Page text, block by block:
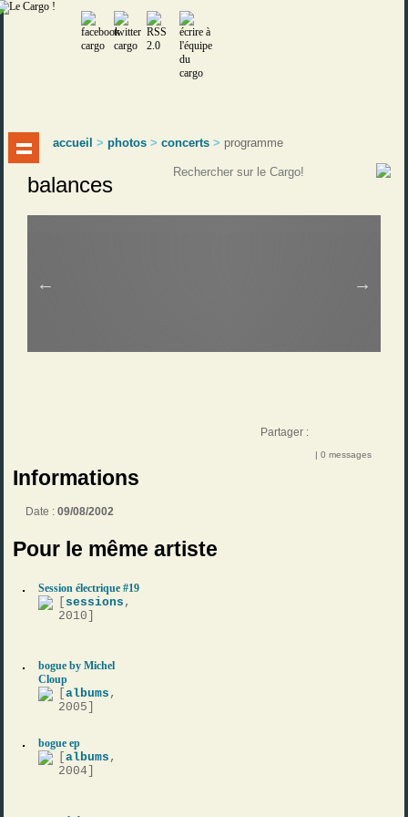
accueil >photos >concerts > programme
balances
Partager :
| 0 messages
Informations
Date :09/08/2002
Pour le même artiste
Session électrique #19
sessions ,
2010]
bogue by Michel
Cloup
[albums ,
2005]
bogue ep
[albums ,
2004]